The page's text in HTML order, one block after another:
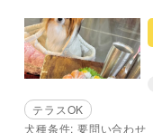
テラスOK
犬種条件: 要問い合わせ